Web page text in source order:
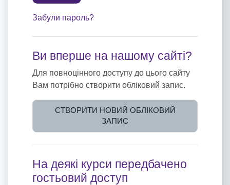
Забули пароль?
Ви вперше на нашому сайті?
Для повноцінного доступу до цього сайту
Вам потрібно створити обліковий запис.
СТВОРИТИ НОВИЙ ОБЛІКОВИЙ
ЗАПИС
На деякі курси передбачено
гостьовий доступ